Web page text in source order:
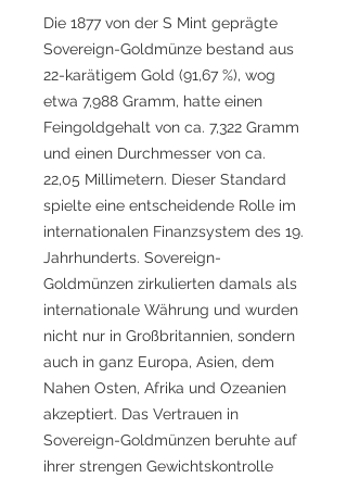
Die 1877 von der S Mint geprägte
Sovereign-Goldmünze bestand aus
22-karätigem Gold (91,67 %), wog
etwa 7,988 Gramm, hatte einen
Feingoldgehalt von ca. 7,322 Gramm
und einen Durchmesser von ca.
22,05 Millimetern. Dieser Standard
spielte eine entscheidende Rolle im
internationalen Finanzsystem des 19.
Jahrhunderts. Sovereign-
Goldmünzen zirkulierten damals als
internationale Währung und wurden
nicht nur in Großbritannien, sondern
auch in ganz Europa, Asien, dem
Nahen Osten, Afrika und Ozeanien
akzeptiert. Das Vertrauen in
Sovereign-Goldmünzen beruhte auf
ihrer strengen Gewichtskontrolle